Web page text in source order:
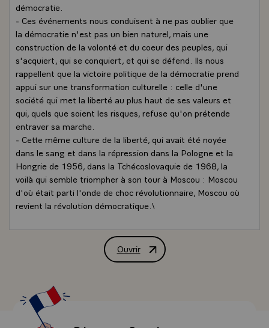
démocratie.
- Ces événements nous conduisent à ne pas oublier que
la démocratie n'est pas un bien naturel, mais une
construction de la volonté et du coeur des peuples, qui
s'acquiert, qui se conquiert, et qui se défend. Ils nous
rappellent que la victoire politique de la démocratie prend
appui sur une transformation culturelle : celle d'une
société qui met la liberté au plus haut de ses valeurs et
qui, quels que soient les risques, refuse qu'on prétende
entraver sa marche.
- Cette même culture de la liberté, qui avait été noyée
dans le sang et dans la répression dans la Pologne et la
Hongrie de 1956, dans la Tchécoslovaquie de 1968, la
voilà qui semble triompher à son tour à Moscou : Moscou
d'où était parti l'onde de choc révolutionnaire, Moscou où
revient la révolution démocratique.\
géographiques, les origines intellectuelles, les itinéraires
personnels, les responsabilités politiques ou économiques,
planète et de la faire évoluer vers plus de liberté, de
justice, d'équilibre.
- Qu'il y ait parmi vous des représentants de l'Est et de
l'Ouest, du Nord et du Sud, me paraît un symbole et une
Ouvrir
Message de M. François Mitterrand,